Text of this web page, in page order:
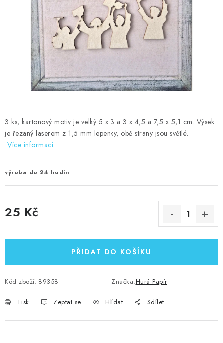
ZNAČKY
Doprava Kontakty Moje objednávka
Oblíbené ♥️
Hodnocení obchodu
Podmínky ochrany osobních údajů
Ověřování recenzí
3 ks, kartonový motiv je velký 5 x 3 a 3 x 4,5 a 7,5 x 5,1 cm. Výsek
je řezaný laserem z 1,5 mm lepenky, obě strany jsou světlé.
Více informací
výroba do 24 hodin
25 Kč
PŘIDAT DO KOŠÍKU
Kód zboží: 89358 Značka:Hurá Papír
Tisk Zeptat se Hlídat Sdílet